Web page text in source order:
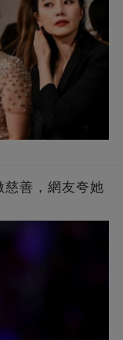
慈善，網友夸她